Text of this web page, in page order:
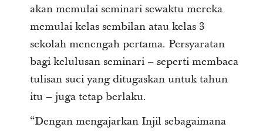
akan memulai seminari sewaktu mereka
memulai kelas sembilan atau kelas 3
sekolah menengah pertama. Persyaratan
bagi kelulusan seminari – seperti membaca
tulisan suci yang ditugaskan untuk tahun
itu – juga tetap berlaku.
“Dengan mengajarkan Injil sebagaimana